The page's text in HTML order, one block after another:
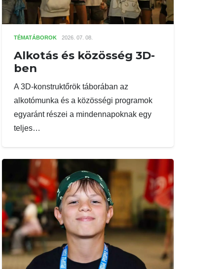
TÉMATÁBOROK 2026. 07. 08.
Alkotás és közösség 3D-
ben
A 3D-konstruktőrök táborában az
alkotómunka és a közösségi programok
egyaránt részei a mindennapoknak egy
teljes…